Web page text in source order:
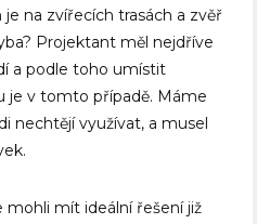
na zvířecích trasách a zvěř
Projektant měl nejdříve
a podle toho umístit
je v tomto případě. Máme
nechtějí využívat, a musel
mít ideální řešení již